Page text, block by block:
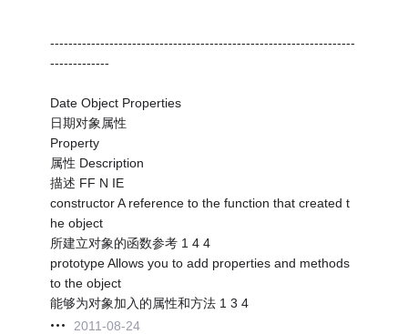
-------------------------------------------------------------------
-------------
Date Object Properties
日期对象属性
Property
属性 Description
描述 FF N IE
constructor A reference to the function that created t
he object
所建立对象的函数参考 1 4 4
prototype Allows you to add properties and methods
to the object
能够为对象加入的属性和方法 1 3 4
2011-08-24